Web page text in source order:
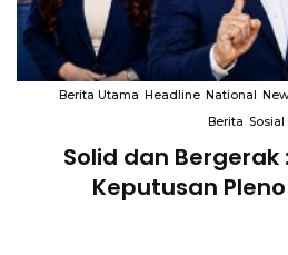
Berita Utama Headline National
Berita Sosial
Solid dan Bergerak
Keputusan Pleno